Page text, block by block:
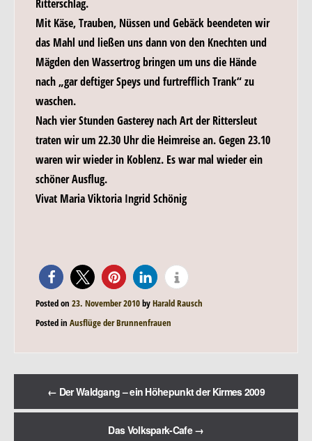
Ritterschlag.
Mit Käse, Trauben, Nüssen und Gebäck beendeten wir
das Mahl und ließen uns dann von den Knechten und
Mägden den Wassertrog bringen um uns die Hände
nach „gar deftiger Speys und furtrefflich Trank“ zu
waschen.
Nach vier Stunden Gasterey nach Art der Rittersleut
traten wir um 22.30 Uhr die Heimreise an. Gegen 23.10
waren wir wieder in Koblenz. Es war mal wieder ein
schöner Ausflug.
Vivat Maria Viktoria Ingrid Schönig
Posted on 23. November 2010byHarald Rausch
Posted in Ausflüge der Brunnenfrauen
← Der Waldgang – ein Höhepunkt der Kirmes 2009
Das Volkspark-Cafe→